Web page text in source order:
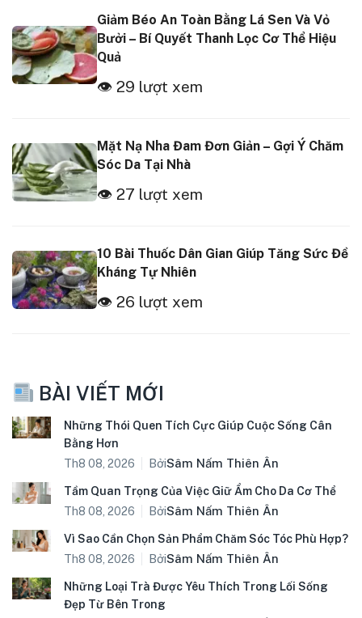
Giảm Béo An Toàn Bằng Lá Sen Và Vỏ
Bưởi – Bí Quyết Thanh Lọc Cơ Thể Hiệu
Quả
👁 29 lượt xem
Mặt Nạ Nha Đam Đơn Giản – Gợi Ý Chăm
Sóc Da Tại Nhà
👁 27 lượt xem
10 Bài Thuốc Dân Gian Giúp Tăng Sức Đề
Kháng Tự Nhiên
👁 26 lượt xem
BÀI VIẾT MỚI
Những Thói Quen Tích Cực Giúp Cuộc Sống Cân
Bằng Hơn
Th8 08, 2026
BởiSâm Nấm Thiên Ân
Tầm Quan Trọng Của Việc Giữ Ẩm Cho Da Cơ Thể
Th8 08, 2026
BởiSâm Nấm Thiên Ân
Vì Sao Cần Chọn Sản Phẩm Chăm Sóc Tóc Phù Hợp?
Th8 08, 2026
BởiSâm Nấm Thiên Ân
Những Loại Trà Được Yêu Thích Trong Lối Sống
Đẹp Từ Bên Trong